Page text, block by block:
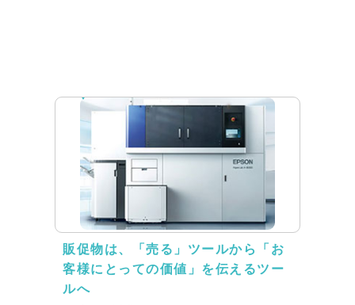
販促物は、「売る」ツールから「お
客様にとっての価値」を伝えるツー
ルへ